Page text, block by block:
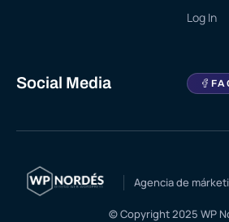
Log In
Social Media
Agencia de
© Copyright 2025 WP